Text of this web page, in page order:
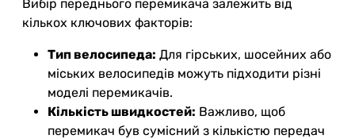
Вибір переднього перемикача залежить від
кількох ключових факторів:
Тип велосипеда: Для гірських, шосейних або
міських велосипедів можуть підходити різні
моделі перемикачів.
Кількість швидкостей: Важливо, щоб
перемикач був сумісний з кількістю передач